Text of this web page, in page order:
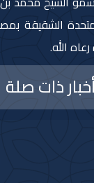
الشقيقة
الله.
ذات صلة